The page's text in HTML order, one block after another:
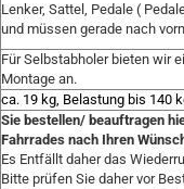
Lenker, Sattel, Pedale (
und müssen gerade nach
Für Selbstabholer bieten wir
Montage an.
ca. 19 kg, Belastung bis 140
Sie bestellen/ beauftragen
Fahrrades nach Ihren
Es Entfällt daher das
Bitte prüfen Sie daher vor